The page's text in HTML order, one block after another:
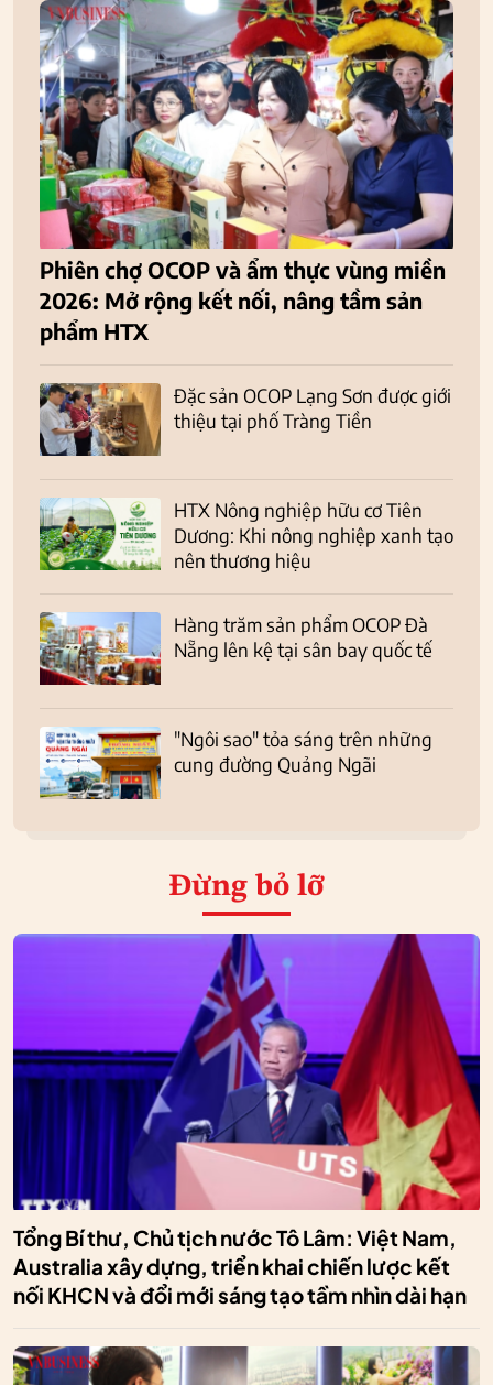
Phiên chợ OCOP và ẩm thực vùng miền
2026: Mở rộng kết nối, nâng tầm sản
phẩm HTX
Đặc sản OCOP Lạng Sơn được giới
thiệu tại phố Tràng Tiền
HTX Nông nghiệp hữu cơ Tiên
Dương: Khi nông nghiệp xanh tạo
nên thương hiệu
Hàng trăm sản phẩm OCOP Đà
Nẵng lên kệ tại sân bay quốc tế
"Ngôi sao" tỏa sáng trên những
cung đường Quảng Ngãi
Đừng bỏ lỡ
Tổng Bí thư, Chủ tịch nước Tô Lâm: Việt Nam,
Australia xây dựng, triển khai chiến lược kết
nối KHCN và đổi mới sáng tạo tầm nhìn dài hạn